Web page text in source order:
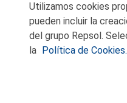
Youtube
Flickr
Utilizamos cookies
pueden incluir la
del grupo Repsol.
la Política de Cookies.